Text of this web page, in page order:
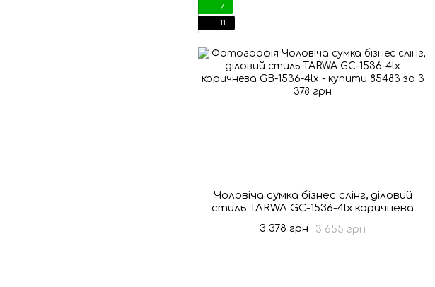
7
11
Чоловіча сумка бізнес слінг, діловий
стиль TARWA GC-1536-4lx коричнева
3 655 грн
3 378 грн